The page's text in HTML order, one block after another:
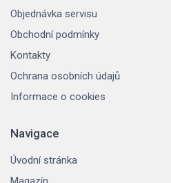
Objednávka servisu
Obchodní podmínky
Kontakty
Ochrana osobních údajů
Informace o cookies
Navigace
Úvodní stránka